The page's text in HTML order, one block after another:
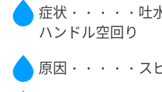
症状・・・・・吐
ハンドル空回り
原因・・・・・ス